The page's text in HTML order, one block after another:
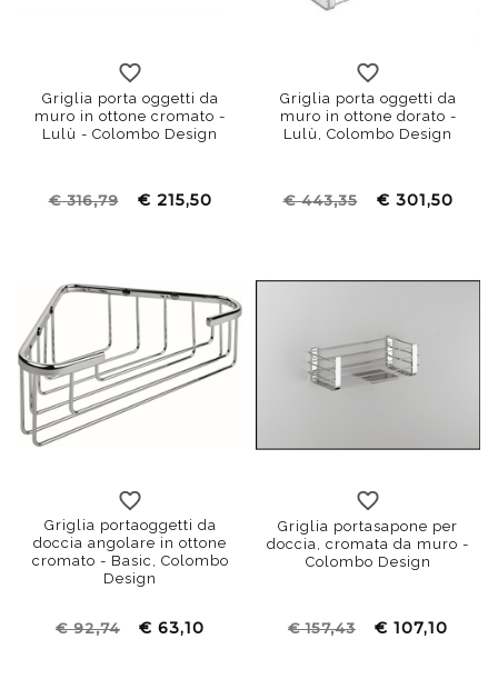
Griglia porta oggetti da
muro in ottone cromato -
Lulù - Colombo Design
€ 316,79 € 215,50
Griglia porta oggetti da
muro in ottone dorato -
Lulù, Colombo Design
€ 443,35 € 301,50
Griglia portaoggetti da
doccia angolare in ottone
cromato - Basic, Colombo
Design
€ 92,74 € 63,10
Griglia portasapone per
doccia, cromata da muro -
Colombo Design
€ 157,43 € 107,10